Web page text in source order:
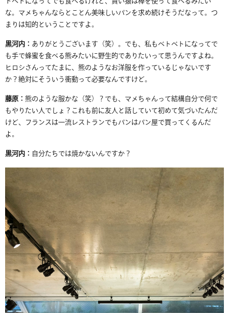
な。マメちゃんならとことん美味しいパンを求め続けそうだなって。つ
まりは知的ということですよ。
黒河内： ありがとうございます（笑）。でも、私もベトベトになってで
も手で蜂蜜を食べる熊みたいに野生的でありたいって思うんですよね。
ヒロシさんってたまに、熊のようなお洋服を作っているじゃないです
か？絶対にそういう衝動って必要なんですけど。
藤原：熊のような服かな（笑）？でも、マメちゃんって結構自分で何で
もやりたい人でしょ？これも前に友人と話していて初めて気づいたんだ
けど、フランスは一流レストランでもパンはパン屋で買ってくるんだ
よ。
黒河内： 自分たちでは焼かないんですか？